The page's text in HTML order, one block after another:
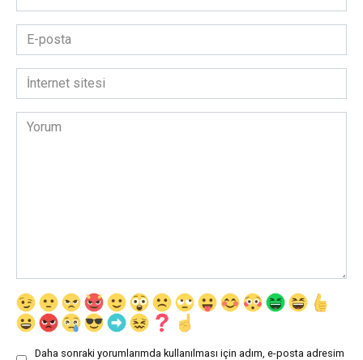
*
posta
*İnternet
sitesi
Yorum
Daha sonraki yorumlarımda kullanılması için adım, e-posta adresim